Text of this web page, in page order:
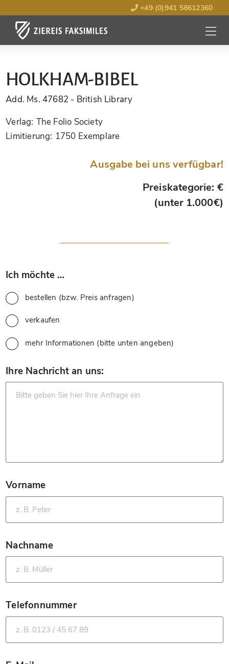
+49 (0)941 58612360
MENÜ
HOLKHAM-BIBEL
Add. Ms. 47682 - British Library
Verlag: The Folio Society
Limitierung: 1750 Exemplare
Ausgabe bei uns verfügbar!
Preiskategorie: €
(unter 1.000€)
Ich möchte …
bestellen (bzw. Preis anfragen)
verkaufen
mehr Informationen (bitte unten angeben)
Ihre Nachricht an uns:
Vorname
*
Nachname
*
Telefonnummer
*